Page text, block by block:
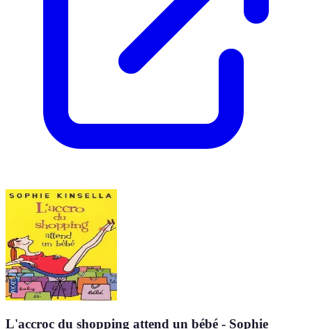
L'accroc du shopping attend un bébé - Sophie